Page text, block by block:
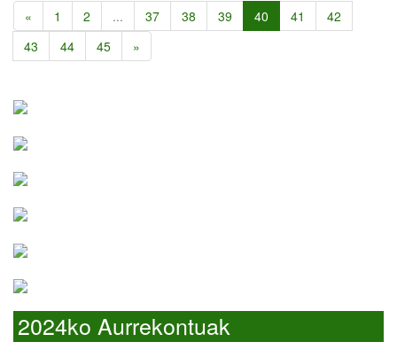
« 1 2 ... 37 38 39 40 41
42
43
44 45 »
2024ko Aurrekontuak